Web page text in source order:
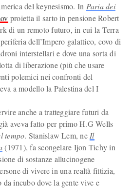
del keynesismo. In Paria dei
proietta il sarto in pensione Robert
di un remoto futuro, in cui la Terra
dell’Impero galattico, covo di
interstellari e dove una sorta di
di liberazione (più che usare
polemici nei confronti del
a modello la Palestina del I
anche a tratteggiare futuri da
aveva fatto per primo H.G Wells
tempo. Stanislaw Lem, ne Il
(1971), fa scongelare Ijon Tichy in
di sostanze allucinogene
di vivere in una realtà fittizia,
da incubo dove la gente vive e